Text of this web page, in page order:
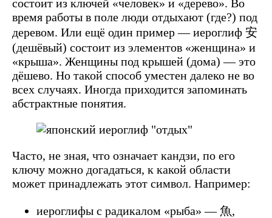
состоит из ключей «человек» и «дерево». Во
время работы в поле люди отдыхают (где?) под
деревом. Или ещё один пример — иероглиф 安
(дешёвый) состоит из элементов «женщина» и
«крыша». Женщины под крышей (дома) — это
дёшево. Но такой способ уместен далеко не во
всех случаях. Иногда приходится запоминать
абстрактные понятия.
Часто, не зная, что означает кандзи, по его
ключу можно догадаться, к какой области
может принадлежать этот символ. Например:
иероглифы с радикалом «рыба» — 魚,